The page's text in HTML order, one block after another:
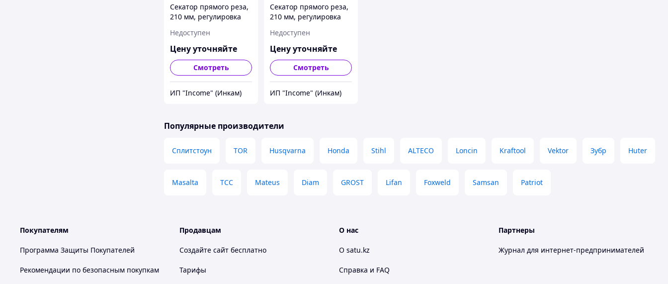
Секатор прямого реза,
210 мм, регулировка
рукоятки, Luxe, Palisad
Недоступен
Цену уточняйте
Смотреть
ИП "Income" (Инкам)
Секатор прямого реза,
210 мм, регулировка
рукоятки, Luxe, Palisad
Недоступен
Цену уточняйте
Смотреть
ИП "Income" (Инкам)
Популярные производители
Сплитстоун TOR Husqvarna Honda Stihl ALTECO Loncin Kraftool Vektor Зубр Huter
Masalta ТСС Mateus Diam GROST Lifan Foxweld Samsan Patriot
Покупателям
Программа Защиты Покупателей
Рекомендации по безопасным покупкам
Продавцам
Создайте сайт бесплатно
Тарифы
О нас
О satu.kz
Справка и FAQ
Партнеры
Журнал для интернет-предпринимателей